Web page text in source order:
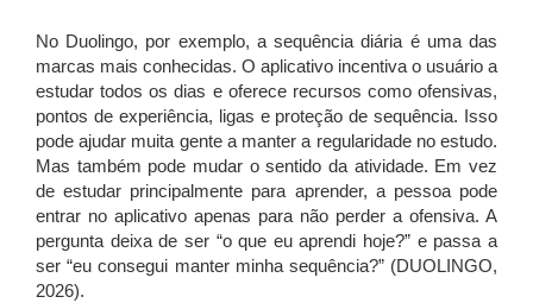
No Duolingo, por exemplo, a sequência diária é uma das
marcas mais conhecidas. O aplicativo incentiva o usuário a
estudar todos os dias e oferece recursos como ofensivas,
pontos de experiência, ligas e proteção de sequência. Isso
pode ajudar muita gente a manter a regularidade no estudo.
Mas também pode mudar o sentido da atividade. Em vez
de estudar principalmente para aprender, a pessoa pode
entrar no aplicativo apenas para não perder a ofensiva. A
pergunta deixa de ser “o que eu aprendi hoje?” e passa a
ser “eu consegui manter minha sequência?” (DUOLINGO,
2026).